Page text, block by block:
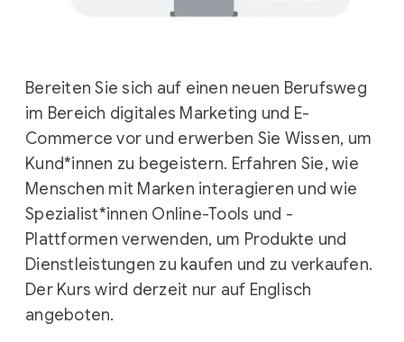
Bereiten Sie sich auf einen neuen Berufsweg
im Bereich digitales Marketing und E-
Commerce vor und erwerben Sie Wissen, um
Kund*innen zu begeistern. Erfahren Sie, wie
Menschen mit Marken interagieren und wie
Spezialist*innen Online-Tools und -
Plattformen verwenden, um Produkte und
Dienstleistungen zu kaufen und zu verkaufen.
Der Kurs wird derzeit nur auf Englisch
angeboten.